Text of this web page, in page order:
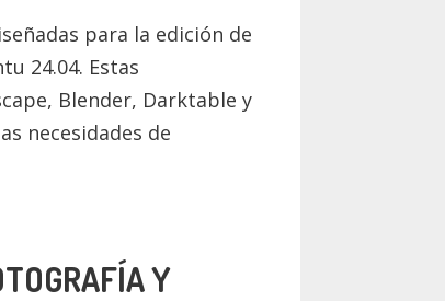
para la edición de
24.04. Estas
Blender, Darktable y
necesidades de
Y